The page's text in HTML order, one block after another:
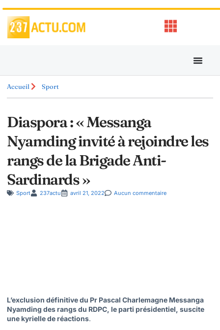
Accueil Sport
Diaspora : « Messanga
Nyamding invité à rejoindre les
rangs de la Brigade Anti-
Sardinards »
Sport 237actu avril 21, 2022 Aucun commentaire
L’exclusion définitive du Pr Pascal Charlemagne Messanga
Nyamding des rangs du RDPC, le parti présidentiel, suscite
une kyrielle de réactions.